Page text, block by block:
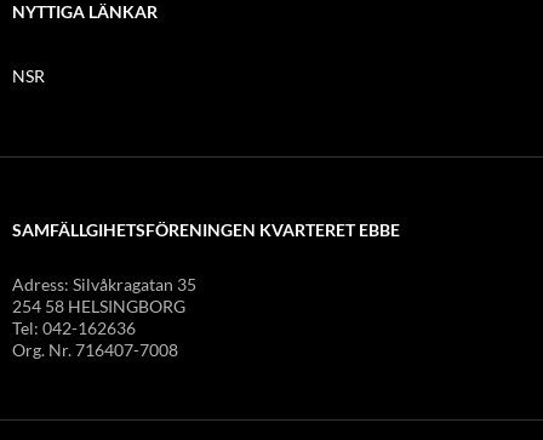
t
r
NYTTIGA LÄNKAR
NSR
SAMFÄLLGIHETSFÖRENINGEN KVARTERET EBBE
Adress: Silvåkragatan 35
254 58 HELSINGBORG
Tel: 042-162636
Org. Nr. 716407-7008